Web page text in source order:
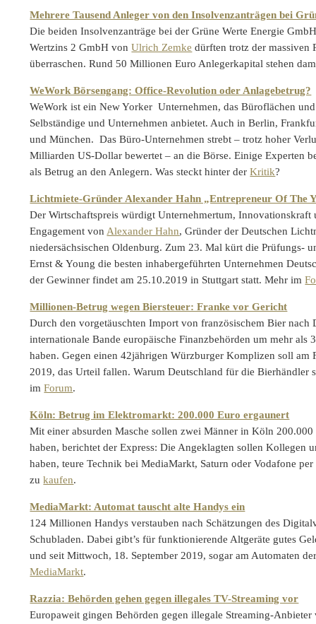
Mehrere Tausend Anleger von den Insolvenzanträgen bei
Die beiden Insolvenzanträge bei der Grüne Werte Energie
Wertzins 2 GmbH vonUlrich Zemke dürften trotz der massiven
überraschen. Rund 50 Millionen Euro Anlegerkapital stehen
WeWork Börsengang: Office-Revolution oder Anlagebetrug?
WeWork ist ein New Yorker Unternehmen, das Büroflächen
Selbständige und Unternehmen anbietet. Auch in Berlin,
und München. Das Büro-Unternehmen strebt – trotz hoher
Milliarden US-Dollar bewertet – an die Börse. Einige Experten
als Betrug an den Anlegern. Was steckt hinter derKritik?
Lichtmiete-Gründer Alexander Hahn „Entrepreneur Of The
Der Wirtschaftspreis würdigt Unternehmertum, Innovationskraft
Engagement von Alexander Hahn, Gründer der Deutschen
niedersächsischen Oldenburg. Zum 23. Mal kürt die Prüfungs-
Ernst & Young die besten inhabergeführten Unternehmen
der Gewinner findet am 25.10.2019 in Stuttgart statt. Mehr im
Millionen-Betrug wegen Biersteuer: Franke vor Gericht
Durch den vorgetäuschten Import von französischem Bier nach
internationale Bande europäische Finanzbehörden um mehr als
haben. Gegen einen 42jährigen Würzburger Komplizen soll am
2019, das Urteil fallen. Warum Deutschland für die Bierhändler
imForum.
Köln: Betrug im Elektromarkt: 200.000 Euro ergaunert
Mit einer absurden Masche sollen zwei Männer in Köln 200.000
haben, berichtet der Express: Die Angeklagten sollen Kollegen
haben, teure Technik bei MediaMarkt, Saturn oder Vodafone
zukaufen.
MediaMarkt: Automat tauscht alte Handys ein
124 Millionen Handys verstauben nach Schätzungen des
Schubladen. Dabei gibt’s für funktionierende Altgeräte gutes
und seit Mittwoch, 18. September 2019, sogar am Automaten
MediaMarkt.
Razzia: Behörden gehen gegen illegales TV-Streaming vor
Europaweit gingen Behörden gegen illegale Streaming-Anbieter